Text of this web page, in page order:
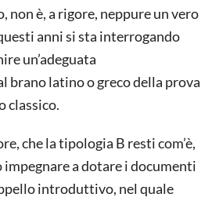
è, a rigore, neppure un vero
anni si sta interrogando
un’adeguata
brano latino o greco della prova
classico.
che la tipologia B resti com’è,
a dotare i documenti
introduttivo, nel quale